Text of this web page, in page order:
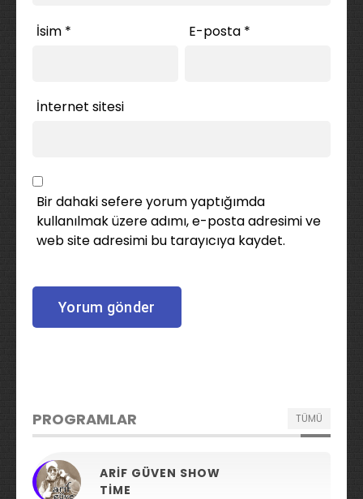
İsim * E-posta *
İnternet sitesi
Bir dahaki sefere yorum yaptığımda
kullanılmak üzere adımı, e-posta adresimi ve
web site adresimi bu tarayıcıya kaydet.
PROGRAMLAR TÜMÜ
ARIF GÜVEN SHOW
TIME